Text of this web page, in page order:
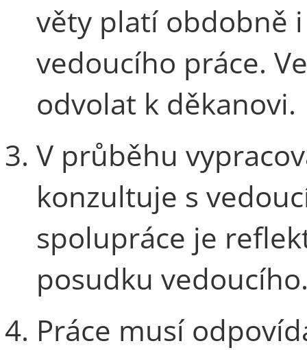
věty platí obdobně
vedoucího práce.
odvolat k děkanovi.
V průběhu
konzultuje s
spolupráce je
posudku
Práce musí